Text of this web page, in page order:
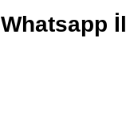
Whatsapp